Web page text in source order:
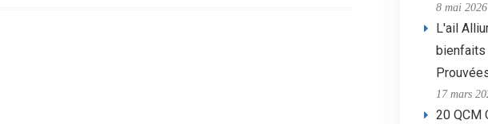
8 mai 2026
L'ail
17 mars
20 QCM